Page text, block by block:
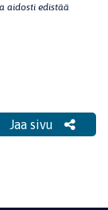
aidosti edistää
Jaa sivu